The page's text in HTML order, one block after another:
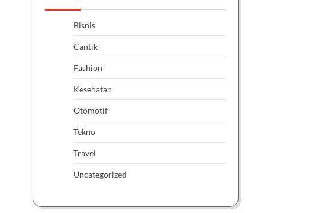
Bisnis
Cantik
Fashion
Kesehatan
Otomotif
Tekno
Travel
Uncategorized